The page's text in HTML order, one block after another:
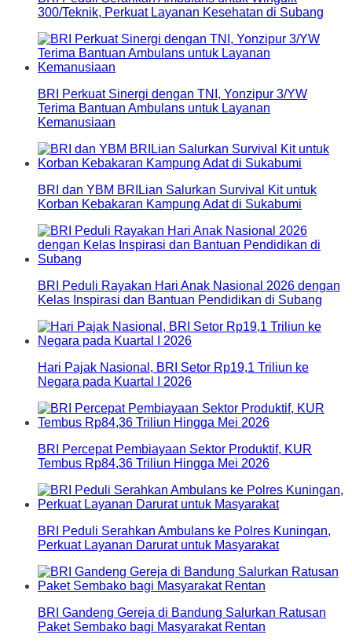
300/Teknik, Perkuat Layanan Kesehatan di Subang
BRI Perkuat Sinergi dengan TNI, Yonzipur 3/YW
Terima Bantuan Ambulans untuk Layanan
Kemanusiaan
BRI dan YBM BRILian Salurkan Survival Kit untuk
Korban Kebakaran Kampung Adat di Sukabumi
BRI Peduli Rayakan Hari Anak Nasional 2026 dengan
Kelas Inspirasi dan Bantuan Pendidikan di Subang
Hari Pajak Nasional, BRI Setor Rp19,1 Triliun ke
Negara pada Kuartal I 2026
BRI Percepat Pembiayaan Sektor Produktif, KUR
Tembus Rp84,36 Triliun Hingga Mei 2026
BRI Peduli Serahkan Ambulans ke Polres Kuningan,
Perkuat Layanan Darurat untuk Masyarakat
BRI Gandeng Gereja di Bandung Salurkan Ratusan
Paket Sembako bagi Masyarakat Rentan